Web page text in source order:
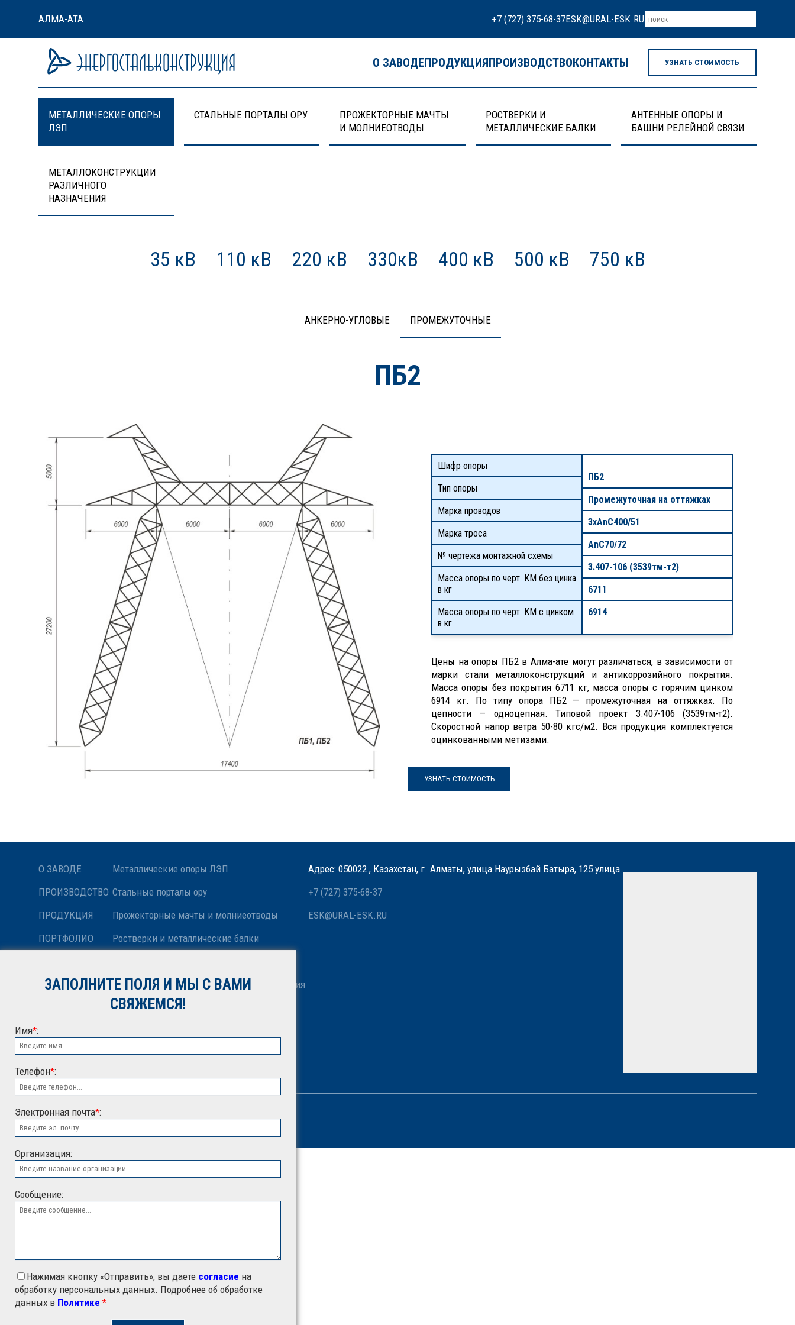
АЛМА-АТА +7 (727) 375-68-37ESK@URAL-ESK.RU
О ЗАВОДЕПРОДУКЦИЯПРОИЗВОДСТВОКОНТАКТЫ УЗНАТЬ СТОИМОСТЬ
МЕТАЛЛИЧЕСКИЕ ОПОРЫ
ЛЭП
СТАЛЬНЫЕ ПОРТАЛЫ ОРУ
ПРОЖЕКТОРНЫЕ МАЧТЫ
И МОЛНИЕОТВОДЫ
РОСТВЕРКИ И
МЕТАЛЛИЧЕСКИЕ БАЛКИ
АНТЕННЫЕ ОПОРЫ И
БАШНИ РЕЛЕЙНОЙ СВЯЗИ
МЕТАЛЛОКОНСТРУКЦИИ
РАЗЛИЧНОГО
НАЗНАЧЕНИЯ
35 кВ 110 кВ 220 кВ 330кВ 400 кВ 500 кВ 750 кВ
АНКЕРНО-УГЛОВЫЕ ПРОМЕЖУТОЧНЫЕ
ПБ2
Шифр опоры
Тип опоры
Марка проводов
Марка троса
№ чертежа монтажной схемы
Масса опоры по черт. КМ без цинка
в кг
Масса опоры по черт. КМ с цинком
в кг
ПБ2
Промежуточная на оттяжках
3хАnС400/51
АnС70/72
3.407-106 (3539тм-т2)
6711
6914
Цены на опоры ПБ2 в Алма-ате могут различаться, в зависимости от
марки стали металлоконструкций и антикоррозийного покрытия.
Масса опоры без покрытия 6711 кг, масса опоры с горячим цинком
6914 кг. По типу опора ПБ2 — промежуточная на оттяжках. По
цепности — одноцепная. Типовой проект 3.407-106 (3539тм-т2).
Скоростной напор ветра 50-80 кгс/м2. Вся продукция комплектуется
оцинкованными метизами.
УЗНАТЬ СТОИМОСТЬ
О ЗАВОДЕ
ПРОИЗВОДСТВО
ПРОДУКЦИЯ
ПОРТФОЛИО
КОНТАКТЫ
Металлические опоры ЛЭП
Стальные порталы ору
Прожекторные мачты и молниеотводы
Ростверки и металлические балки
Металлоконструкции различного назначения
Адрес: 050022 , Казахстан, г. Алматы, улица Наурызбай Батыра, 125 улица
+7 (727) 375-68-37
ESK@URAL-ESK.RU
ООО "ЭСК"
ЗАПОЛНИТЕ ПОЛЯ И МЫ С ВАМИ
СВЯЖЕМСЯ!
Имя*:
Телефон*:
Электронная почта*:
Организация:
Сообщение:
Нажимая кнопку «Отправить», вы даете согласие на
обработку персональных данных. Подробнее об обработке
данных в Политике *